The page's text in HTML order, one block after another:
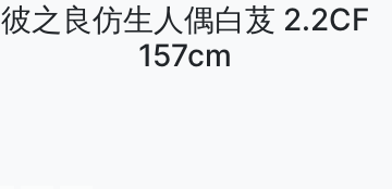
彼之良仿生人偶白芨 2.2CF
157cm